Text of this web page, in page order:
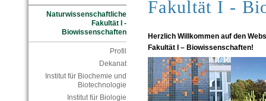
Naturwissenschaftliche
Fakultät I -
Biowissenschaften
Profil
Dekanat
Institut für Biochemie und
Biotechnologie
Institut für Biologie
Fakultät I -
Herzlich Willkommen auf den
Fakultät I – Biowissenschaften!